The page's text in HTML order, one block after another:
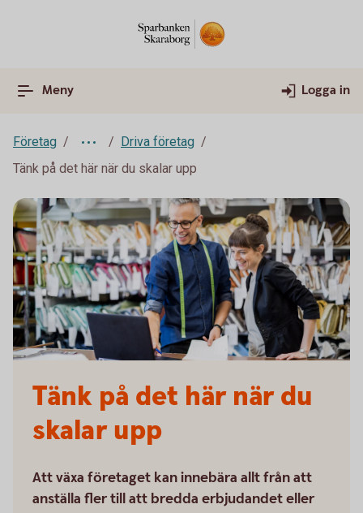
Meny Logga in
Företag
Driva företag
Tänk på det här när du skalar upp
Tänk på det här när du
skalar upp
Att växa företaget kan innebära allt från att
anställa fler till att bredda erbjudandet eller